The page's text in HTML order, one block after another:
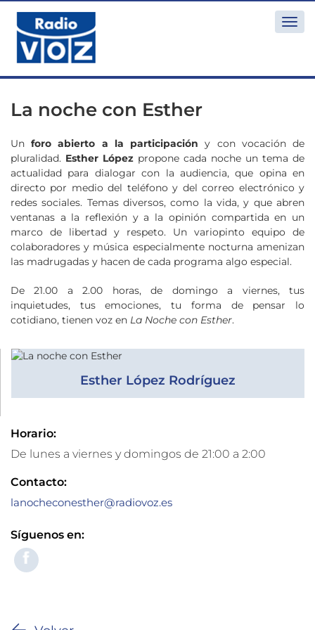
La noche con Esther
Unforo abierto a la participación y con vocación de
pluralidad. Esther López propone cada noche un tema de
actualidad para dialogar con la audiencia, que opina en
directo por medio del teléfono y del correo electrónico y
redes sociales. Temas diversos, como la vida, y que abren
ventanas a la reflexión y a la opinión compartida en un
marco de libertad y respeto. Un variopinto equipo de
colaboradores y música especialmente nocturna amenizan
las madrugadas y hacen de cada programa algo especial.
De 21.00 a 2.00 horas, de domingo a viernes, tus
inquietudes, tus emociones, tu forma de pensar lo
cotidiano, tienen voz en La Noche con Esther.
Esther López Rodríguez
Horario:
De lunes a viernes y domingos de 21:00 a 2:00
Contacto:
lanocheconesther@radiovoz.es
Síguenos en: